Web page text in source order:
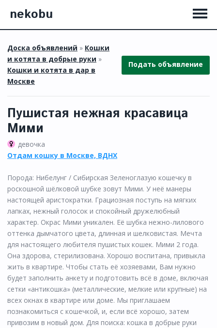
nekobu
Доска объявлений » Кошки
и котята в добрые руки »
Кошки и котята в дар в
Москве
Подать объявление
Пушистая нежная красавица
Мими
девочка
Отдам кошку в Москве, ВДНХ
Порода: Нибелунг / Сибирская Зеленоглазую кошечку в
роскошной шёлковой шубке зовут Мими. У неё манеры
настоящей аристократки. Грациозная поступь на мягких
лапках, нежный голосок и спокойный дружелюбный
характер. Окрас Мими уникален. Её шубка нежно-лилового
оттенка дымчатого цвета, длинная и шелковистая. Мечта
для настоящего любителя пушистых кошек. Мими 2 года.
Она здорова, стерилизована. Хорошо воспитана, привыкла
жить в квартире. Чтобы стать её хозяевами, Вам нужно
будет заполнить анкету и подготовить всё в доме, включая
сетки «антикошка» (металлические, мелкие или крупные) на
всех окнах в квартире или доме. Мы приглашаем
познакомиться с кошечкой, и, если всё хорошо, затем
привозим в новый дом. Для поиска: кошка в добрые руки